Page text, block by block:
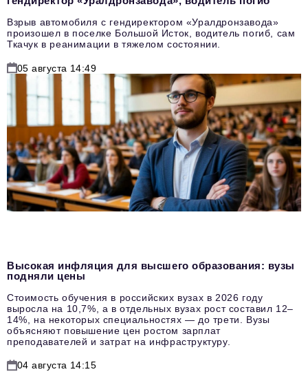
Взрыв автомобиля с гендиректором «Уралдронзавода»
произошел в поселке Большой Исток, водитель погиб, сам
Ткачук в реанимации в тяжелом состоянии.
05 августа 14:49
Высокая инфляция для высшего образования: вузы
подняли цены
Стоимость обучения в российских вузах в 2026 году
выросла на 10,7%, а в отдельных вузах рост составил 12–
14%, на некоторых специальностях — до трети. Вузы
объясняют повышение цен ростом зарплат
преподавателей и затрат на инфраструктуру.
04 августа 14:15